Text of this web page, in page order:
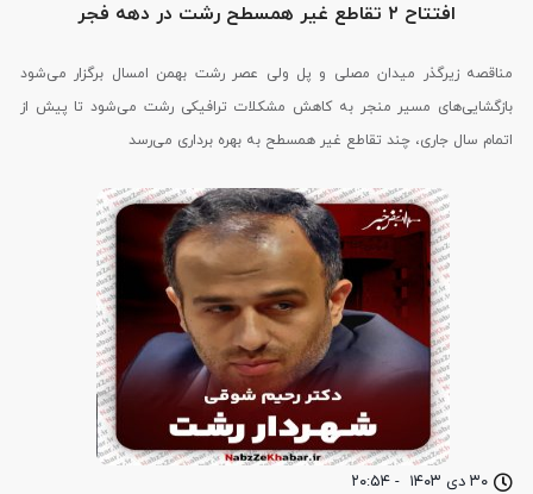
۳۰ دی ۱۴۰۳ - ۲۰:۵۴
افتتاح ۲ تقاطع غیر همسطح رشت در دهه فجر
مناقصه زیرگذر میدان مصلی و پل ولی عصر رشت بهمن امسال برگزار می‌شود
بازگشایی‌های مسیر منجر به کاهش مشکلات ترافیکی رشت می‌شود تا پیش از
اتمام سال جاری، چند تقاطع غیر همسطح به بهره برداری می‌رسد